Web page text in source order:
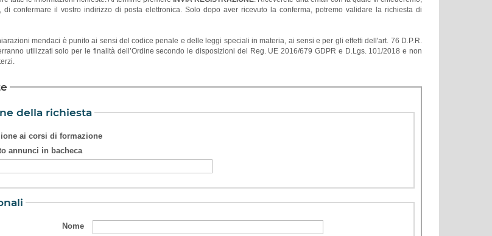
di confermare il vostro indirizzo di posta elettronica. Solo dopo aver ricevuto la conferma, potremo validare la richiesta di
mendaci è punito ai sensi del codice penale e delle leggi speciali in materia, ai sensi e per gli effetti dell'art. 76 D.P.R.
utilizzati solo per le finalità dell’Ordine secondo le disposizioni del Reg. UE 2016/679 GDPR e D.Lgs. 101/2018 e non
della richiesta
ai corsi di formazione
annunci in bacheca
Nome